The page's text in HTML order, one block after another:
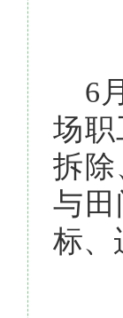
6
场
拆
与
标、